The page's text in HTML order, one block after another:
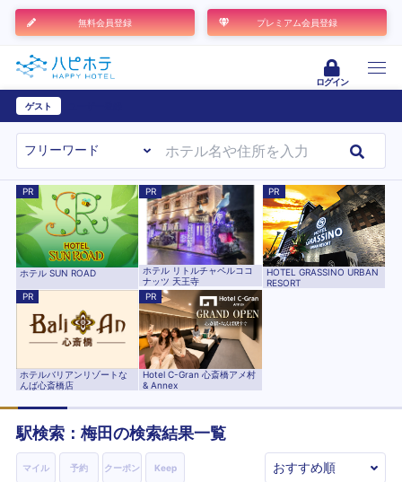
無料会員登録 プレミアム会員登録
ログイン
ゲスト
PR
ホテル SUN ROAD
PR
ホテル リトルチャペルココ
ナッツ 天王寺
PR
HOTEL GRASSINO URBAN
RESORT
PR
ホテルバリアンリゾートな
んば心斎橋店
PR
Hotel C-Gran 心斎橋アメ村
& Annex
駅検索：梅田 の検索結果一覧
マイル 予約 クーポン Keep